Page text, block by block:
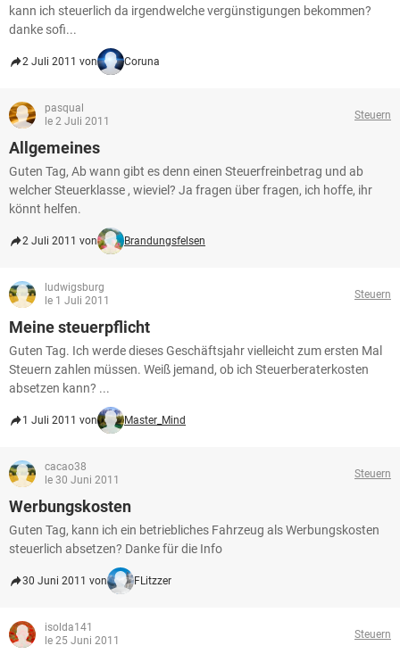
kann ich steuerlich da irgendwelche vergünstigungen bekommen?
danke sofi...
2 Juli 2011 von Coruna
pasqual
le 2 Juli 2011
Steuern
Allgemeines
Guten Tag, Ab wann gibt es denn einen Steuerfreinbetrag und ab
welcher Steuerklasse , wieviel? Ja fragen über fragen, ich hoffe, ihr
könnt helfen.
2 Juli 2011 von Brandungsfelsen
ludwigsburg
le 1 Juli 2011
Steuern
Meine steuerpflicht
Guten Tag. Ich werde dieses Geschäftsjahr vielleicht zum ersten Mal
Steuern zahlen müssen. Weiß jemand, ob ich Steuerberaterkosten
absetzen kann? ...
1 Juli 2011 von Master_Mind
cacao38
le 30 Juni 2011
Steuern
Werbungskosten
Guten Tag, kann ich ein betriebliches Fahrzeug als Werbungskosten
steuerlich absetzen? Danke für die Info
30 Juni 2011 von FLitzzer
isolda141
le 25 Juni 2011
Steuern